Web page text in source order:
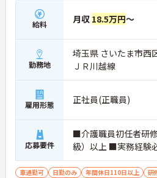
・昇格実績もあり頑張りがしっかり評
しの良い環境です
【最新設備による負担軽減と働きやす
・最新の見守りシステム導入により夜
手間を大きく軽減しています
・機器の導入にあたっては誰でも使い
丁寧な指導を実施しています
【生活を支える充実の福利厚生】
・住宅手当や子供手当などご家族の生
制度を利用できます ・徒歩や自転車
意しています
給料 月収 18.5万円～
勤務地
埼玉県 さいたま市西
ＪＲ川越線
雇用形態 正社員(正職員)
応募要件
■介護職員初任者研
級）以上 ■実務経験
車通勤可 日勤のみ 年間休日110日以上 研